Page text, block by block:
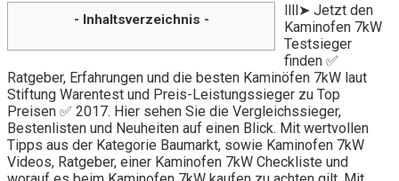
- Inhaltsverzeichnis -
llll➤ Jetzt den
Kaminofen 7kW
Testsieger
finden ✅
Ratgeber, Erfahrungen und die besten Kaminöfen 7kW laut
Stiftung Warentest und Preis-Leistungssieger zu Top
Preisen ✅ 2017. Hier sehen Sie die Vergleichssieger,
Bestenlisten und Neuheiten auf einen Blick. Mit wertvollen
Tipps aus der Kategorie Baumarkt, sowie Kaminofen 7kW
Videos, Ratgeber, einer Kaminofen 7kW Checkliste und